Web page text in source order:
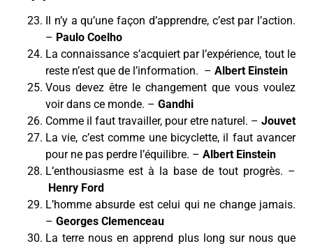
Il n’y a qu’une façon d’apprendre, c’est par l’action.
– Paulo Coelho
La connaissance s’acquiert par l’expérience, tout le
reste n’est que de l’information. – Albert Einstein
Vous devez être le changement que vous voulez
voir dans ce monde. – Gandhi
Comme il faut travailler, pour etre naturel. – Jouvet
La vie, c’est comme une bicyclette, il faut avancer
pour ne pas perdre l’équilibre. – Albert Einstein
L’enthousiasme est à la base de tout progrès. –
Henry Ford
L’homme absurde est celui qui ne change jamais.
– Georges Clemenceau
La terre nous en apprend plus long sur nous que